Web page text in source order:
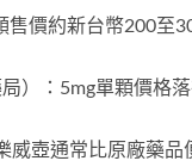
售價約新台幣200至
）：5mg單顆價格
威壺通常比原廠藥